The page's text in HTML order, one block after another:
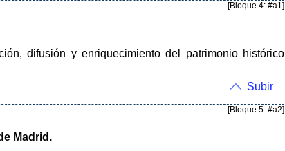
[Bloque 4: #a1]
difusión y enriquecimiento del patrimonio histórico
Subir
[Bloque 5: #a2]
Madrid.